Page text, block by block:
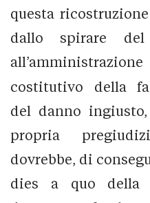
questa
dallo spirare del
costitutivo della
del danno
propria
dovrebbe, di
dies a quo della